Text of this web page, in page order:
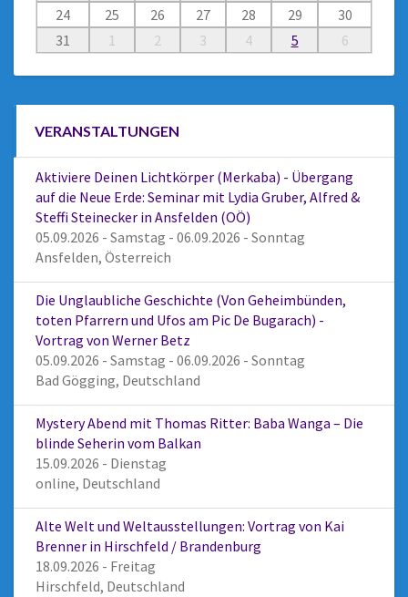
24
25 26 27 28 29
30
31
1 2 3 4 5 6
VERANSTALTUNGEN
Aktiviere Deinen Lichtkörper (Merkaba) - Übergang
auf die Neue Erde: Seminar mit Lydia Gruber, Alfred &
Steffi Steinecker in Ansfelden (OÖ)
05.09.2026 - Samstag - 06.09.2026 - Sonntag
Ansfelden, Österreich
Die Unglaubliche Geschichte (Von Geheimbünden,
toten Pfarrern und Ufos am Pic De Bugarach) -
Vortrag von Werner Betz
05.09.2026 - Samstag - 06.09.2026 - Sonntag
Bad Gögging, Deutschland
Mystery Abend mit Thomas Ritter: Baba Wanga – Die
blinde Seherin vom Balkan
15.09.2026 - Dienstag
online, Deutschland
Alte Welt und Weltausstellungen: Vortrag von Kai
Brenner in Hirschfeld / Brandenburg
18.09.2026 - Freitag
Hirschfeld, Deutschland